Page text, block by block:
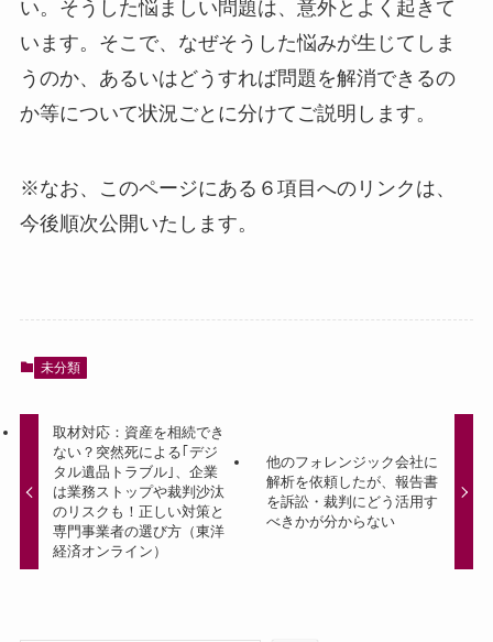
い。そうした悩ましい問題は、意外とよく起きて
います。そこで、なぜそうした悩みが生じてしま
うのか、あるいはどうすれば問題を解消できるの
か等について状況ごとに分けてご説明します。
※なお、このページにある６項目へのリンクは、
今後順次公開いたします。
未分類
取材対応：資産を相続でき
ない？突然死による｢デジ
タル遺品トラブル｣、企業
は業務ストップや裁判沙汰
のリスクも！正しい対策と
専門事業者の選び方（東洋
経済オンライン）
他のフォレンジック会社に
解析を依頼したが、報告書
を訴訟・裁判にどう活用す
べきかが分からない